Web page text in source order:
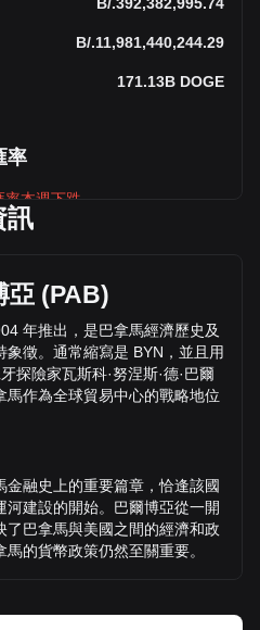
B/.11,981,440,244.29
171.13B DOGE
率
本週下跌。
/ DOGE，總市值為
交易量在過去24小時內下跌了
），而同期
+3.51 。
狗幣 相關資訊
訊
亞 (PAB)
年推出，是巴拿馬經濟歷史及
象徵。通常縮寫是 BYN ，並且用
探險家瓦斯科·努涅斯·德·巴爾
作為全球貿易中心的戰略地位
融史上的重要篇章，恰逢該國
建設的開始。巴爾博亞從一開
巴拿馬與美國之間的經濟和政
的貨幣政策仍然至關重要。
性的國家符號、歷史人物和地標